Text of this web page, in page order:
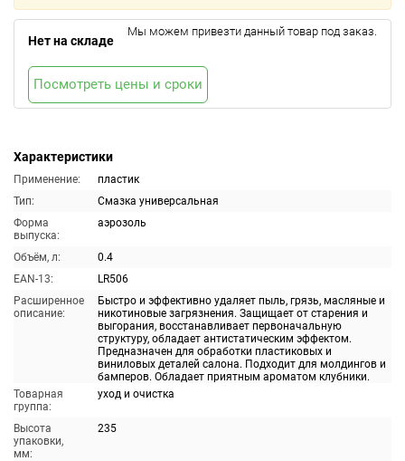
Характеристики
Применение:
пластик
Тип:
Смазка универсальная
Форма
выпуска:
аэрозоль
Объём, л:
0.4
EAN-13:
LR506
Расширенное
описание:
Быстро и эффективно удаляет пыль, грязь, масляные и
никотиновые загрязнения. Защищает от старения и
выгорания, восстанавливает первоначальную
структуру, обладает антистатическим эффектом.
Предназначен для обработки пластиковых и
виниловых деталей салона. Подходит для молдингов и
бамперов. Обладает приятным ароматом клубники.
Товарная
группа:
уход и очистка
Высота
упаковки,
мм:
235
Нет на складе
Мы можем привезти данный товар под заказ.
Посмотреть цены и сроки